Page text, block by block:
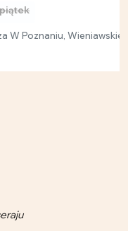
piątek
W Poznaniu,